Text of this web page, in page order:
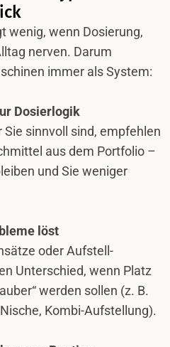
wenig, wenn Dosierung,
nerven. Darum
immer als System:
Dosierlogik
sinnvoll sind, empfehlen
aus dem Portfolio –
und Sie weniger
löst
oder Aufstell-
Unterschied, wenn Platz
werden sollen (z. B.
Kombi-Aufstellung).